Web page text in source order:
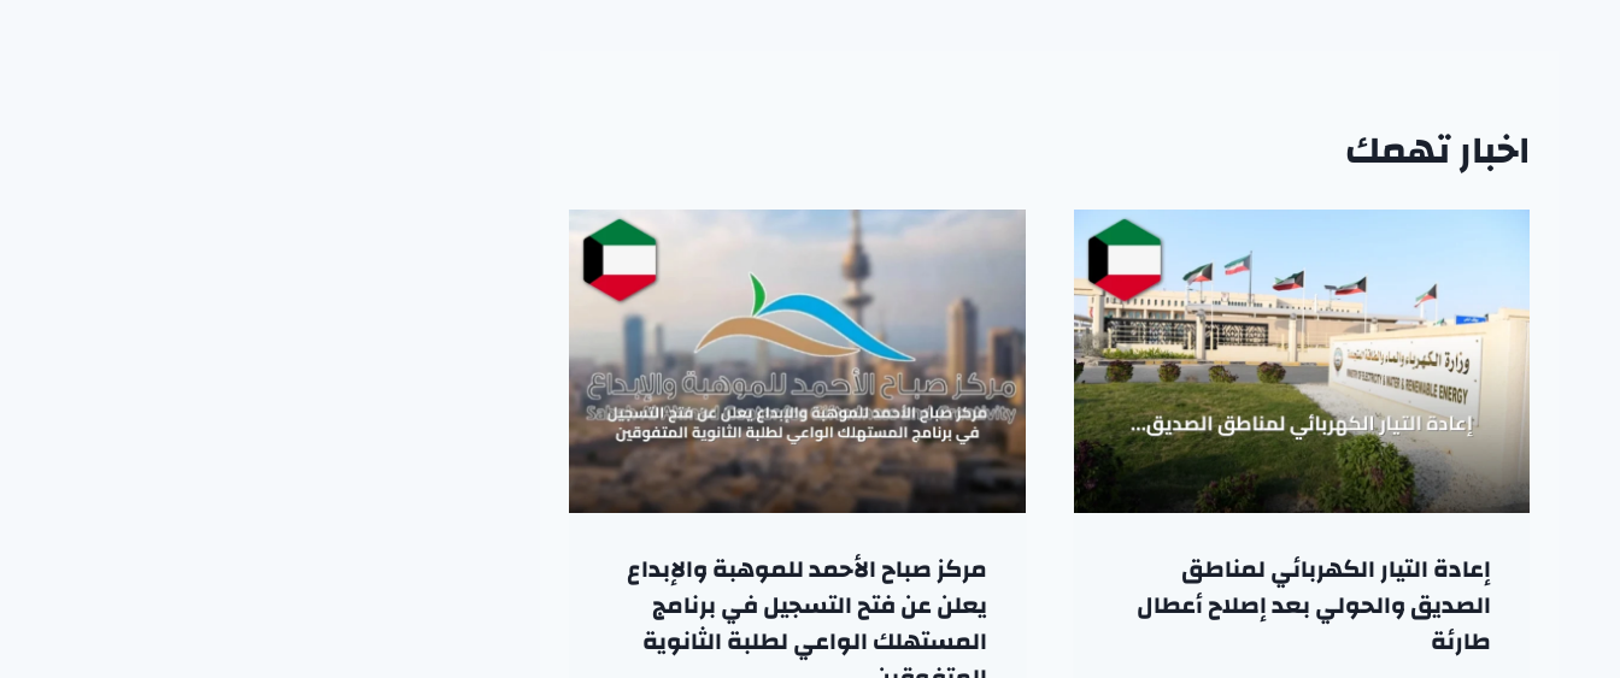
اخبار تهمك
إعادة التيار الكهربائي لمناطق
الصديق والحولي بعد إصلاح أعطال
طارئة
مركز صباح الأحمد للموهبة والإبداع
يعلن عن فتح التسجيل في برنامج
المستهلك الواعي لطلبة الثانوية